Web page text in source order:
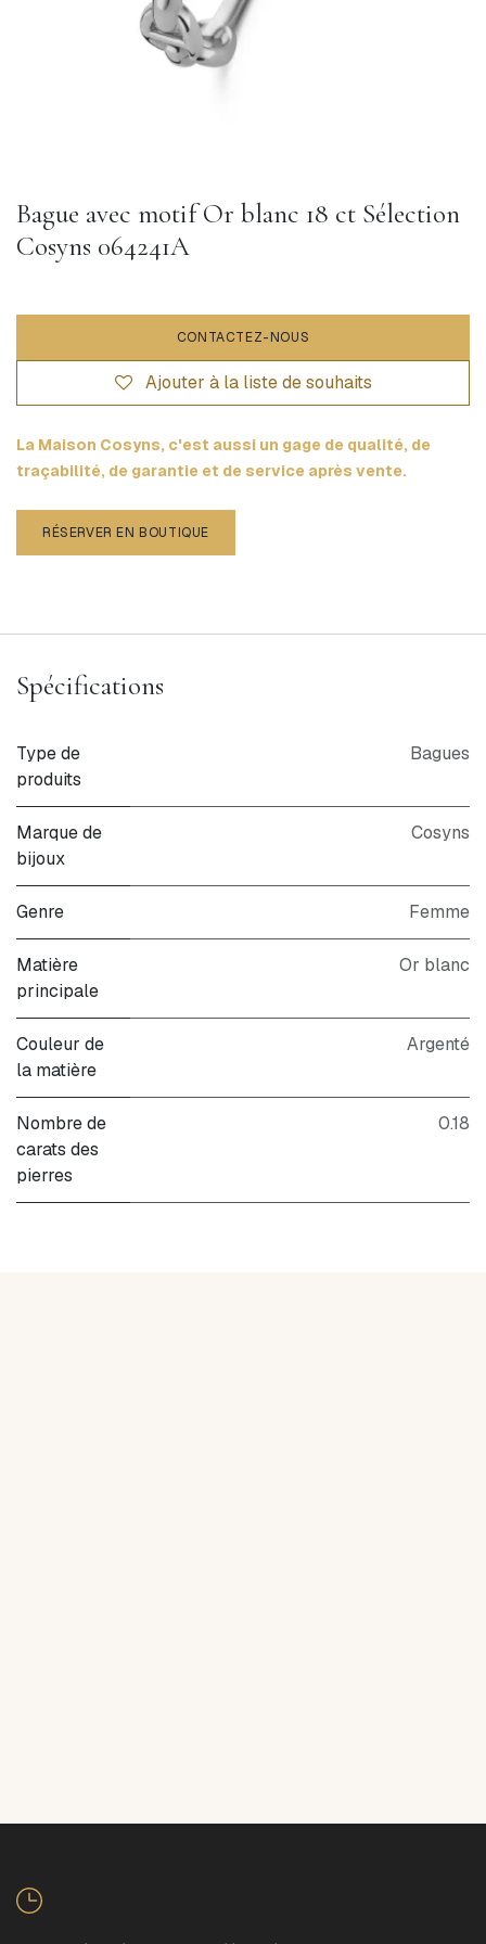
Bague avec motif Or blanc 18 ct Sélection
Cosyns 064241A
CONTACTEZ-NOUS
Ajouter à la liste de souhaits
La Maison Cosyns, c'est aussi un gage de qualité, de
traçabilité, de garantie et de service après vente.
RÉSERVER EN BOUTIQUE
Spécifications
Type de
produits
Bagues
Marque de
bijoux
Cosyns
Genre Femme
Matière
principale
Or blanc
Couleur de
la matière
Argenté
Nombre de
carats des
pierres
0.18